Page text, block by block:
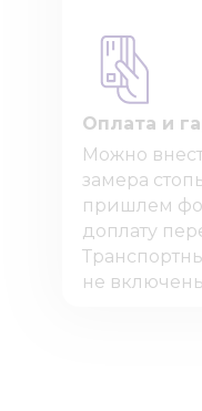
Оплата и
Можно
замера
пришлем
доплату
не